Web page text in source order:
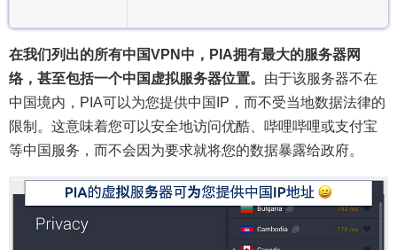
在我们列出的所有中国VPN中，PIA拥有最大的服务器网
络，甚至包括一个中国虚拟服务器位置。 由于该服务器不在
中国境内，PIA可以为您提供中国IP，而不受当地数据法律的
限制。这意味着您可以安全地访问优酷、哔哩哔哩或支付宝
等中国服务，而不会因为要求就将您的数据暴露给政府。